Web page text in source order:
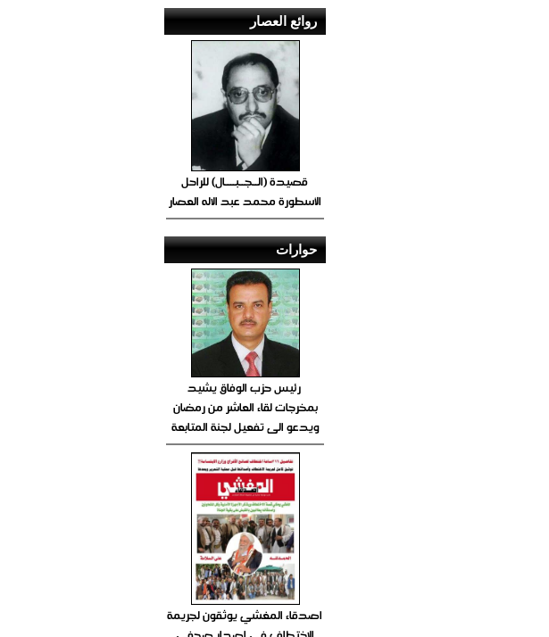
روائع العصار
قصيدة (الــجــبــــال) للراحل
الأسطورة محمد عبد الاله العصار
حوارات
رئيس حزب الوفاق يشيد
بمخرجات لقاء العاشر من رمضان
ويدعو الى تفعيل لجنة المتابعة
اصدقاء المغشي يوثقون لجريمة